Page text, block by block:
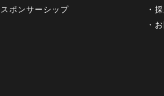
スポンサーシップ